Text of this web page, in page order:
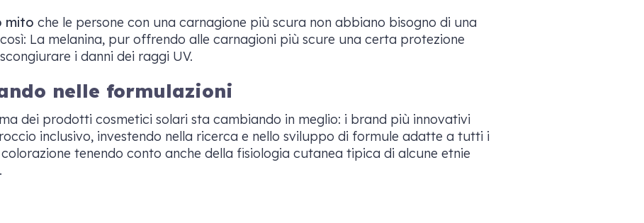
mito che le persone con una carnagione più scura non abbiano bisogno di una
La melanina, pur offrendo alle carnagioni più scure una certa protezione
i danni dei raggi UV.
nelle formulazioni
dei prodotti cosmetici solari sta cambiando in meglio: i brand più innovativi
inclusivo, investendo nella ricerca e nello sviluppo di formule adatte a tutti i
tenendo conto anche della fisiologia cutanea tipica di alcune etnie